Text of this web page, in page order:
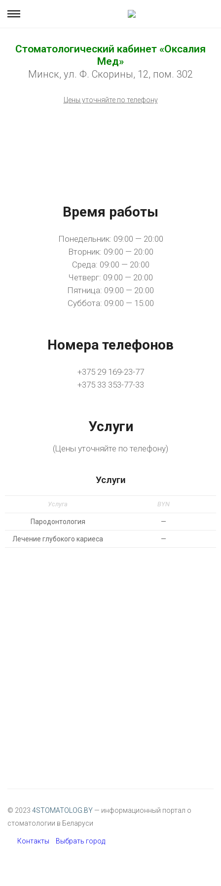
Стоматологический кабинет «Оксалия
Мед»
Минск, ул. Ф. Скорины, 12, пом. 302
Цены уточняйте по телефону
Время работы
Понедельник: 09:00 — 20:00
Вторник: 09:00 — 20:00
Среда: 09:00 — 20:00
Четверг: 09:00 — 20:00
Пятница: 09:00 — 20:00
Суббота: 09:00 — 15:00
Номера телефонов
+375 29 169-23-77
+375 33 353-77-33
Услуги
(Цены уточняйте по телефону)
Услуги
Услуга BYN
Пародонтология —
Лечение глубокого кариеса —
© 2023 4STOMATOLOG.BY — информационный портал о
стоматологии в Беларуси
Контакты Выбрать город